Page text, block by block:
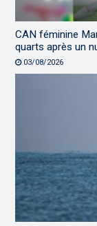
CAN féminine
quarts après un
03/08/2026